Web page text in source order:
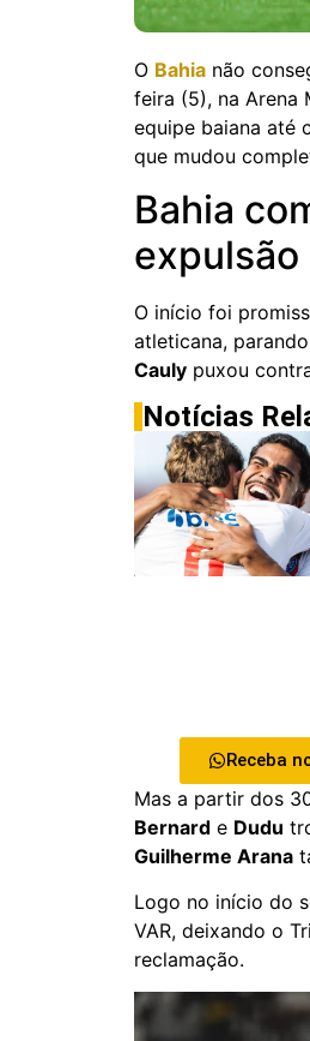
O Bahia não
feira (5), na Arena
equipe baiana até
que mudou
Bahia
expulsão
O início foi
atleticana,
Cauly puxou
Notícias
Receba
Mas a partir dos
Bernard e Dudu
Guilherme Arana
Logo no início do
VAR, deixando o
reclamação.